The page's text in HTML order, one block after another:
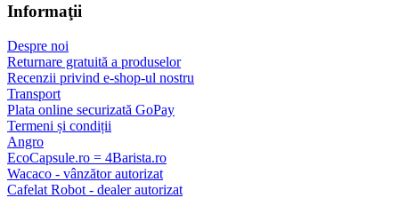
Informaţii
Despre noi
Returnare gratuită a produselor
Recenzii privind e-shop-ul nostru
Transport
Plata online securizată GoPay
Termeni și condiții
Angro
EcoCapsule.ro = 4Barista.ro
Wacaco - vânzător autorizat
Cafelat Robot - dealer autorizat